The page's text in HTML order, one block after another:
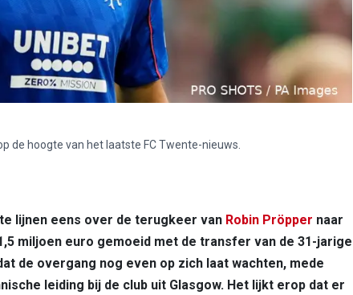
de hoogte van het laatste FC Twente-nieuws.
lijnen eens over de terugkeer van Robin Pröpper naar
miljoen euro gemoeid met de transfer van de 31-jarige
de overgang nog even op zich laat wachten, mede
leiding bij de club uit Glasgow. Het lijkt erop dat er